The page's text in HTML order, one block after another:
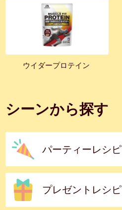
ウイダープロテイン
シーンから探す
パーティーレシピ
プレゼントレシピ